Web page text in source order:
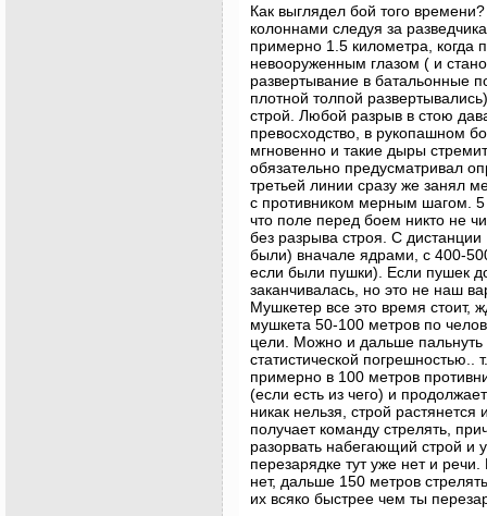
Как выглядел бой того
колоннами следуя за
примерно 1.5 километра, когда
невооруженным глазом ( и
развертывание в батальонные
плотной толпой
строй. Любой разрыв в стою
превосходство, в рукопашном
мгновенно и такие дыры
обязательно предусматривал
третьей линии сразу же занял
с противником мерным шагом.
что поле перед боем никто не
без разрыва строя. С
были) вначале ядрами, с 400-
если были пушки). Если пушек
заканчивалась, но это не наш
Мушкетер все это время стоит,
мушкета 50-100 метров по
цели. Можно и дальше
статистической погрешностью..
примерно в 100 метров
(если есть из чего) и
никак нельзя, строй
получает команду стрелять,
разорвать набегающий строй и
перезарядке тут уже нет и
нет, дальше 150 метров
их всяко быстрее чем ты